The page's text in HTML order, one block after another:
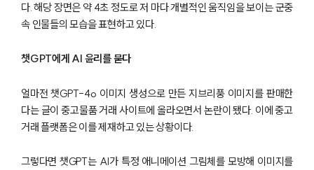
다. 해당 장면은 약 4초 정도로 저 마다 개별적인 움직임을 보이는 군중
속 인물들의 모습을 표현하고 있다.
챗GPT에게 AI 윤리를 묻다
얼마전 챗GPT-4o 이미지 생성으로 만든 지브리풍 이미지를 판매한
다는 글이 중고물품 거래 사이트에 올라오면서 논란이 됐다. 이에 중고
거래 플랫폼은 이를 제재하고 있는 상황이다.
그렇다면 챗GPT는 AI가 특정 애니메이션 그림체를 모방해 이미지를